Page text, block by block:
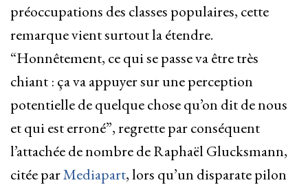
préoccupations des classes populaires, cette
remarque vient surtout la étendre.
“Honnêtement, ce qui se passe va être très
chiant : ça va appuyer sur une perception
potentielle de quelque chose qu’on dit de nous
et qui est erroné”, regrette par conséquent
l’attachée de nombre de Raphaël Glucksmann,
citée parMediapart, lors qu’un disparate pilon